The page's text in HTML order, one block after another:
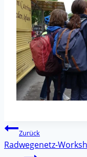
Zurück
Radwegenetz-